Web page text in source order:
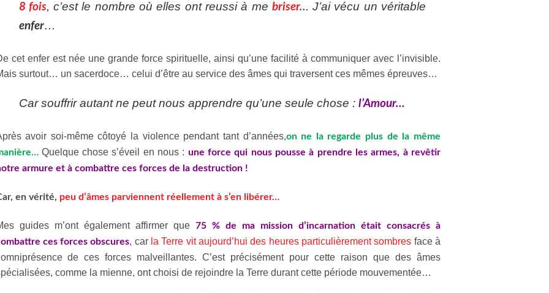
8 fois, c’est le nombre où elles ont reussi à me briser... J’ai vécu un véritable
enfer…
cet enfer est née une grande force spirituelle, ainsi qu’une facilité à communiquer avec l’invisible.
surtout… un sacerdoce… celui d’être au service des âmes qui traversent ces mêmes épreuves…
Car souffrir autant ne peut nous apprendre qu’une seule chose : l’Amour…
avoir soi-même côtoyé la violence pendant tant d’années,on ne la regarde plus de la même
Quelque chose s’éveil en nous : une force qui nous pousse à prendre les armes, à revêtir
armure et à combattre ces forces de la destruction !
en vérité, peu d’âmes parviennent réellement à s’en libérer…
guides m’ont également affirmer que75 % de ma mission d’incarnation était consacrés à
ces forces obscures, car la Terre vit aujourd’hui des heures particulièrement sombres face à
de ces forces malveillantes. C’est précisément pour cette raison que des âmes
comme la mienne, ont choisi de rejoindre la Terre durant cette période mouvementée…